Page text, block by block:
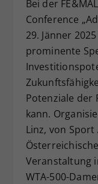
Bei der
Conference
29. Jänner
prominente
Potenziale der
kann.
Linz, von
Veranstaltung
WTA-500-
Zweck